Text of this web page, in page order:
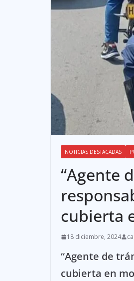
NOTICIAS DESTACADAS
“Agente
cubierta
18 diciembre, 2024
“Agente de
cubierta en